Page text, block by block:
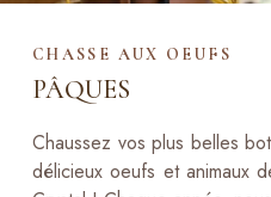
CHASSE AUX OEUFS
PÂQUES
Chaussez vos plus belles
délicieux oeufs et animaux